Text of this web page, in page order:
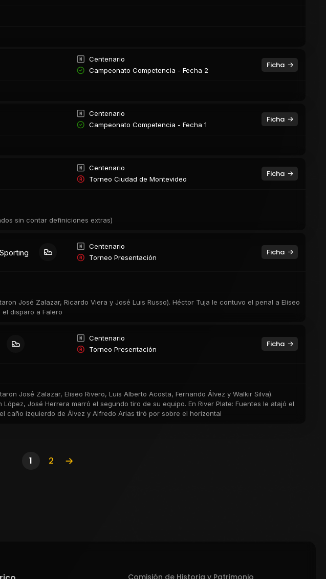
Centenario
Campeonato Competencia - Fecha 2
Ficha
Centenario
Campeonato Competencia - Fecha 1
Ficha
Centenario
Torneo Ciudad de Montevideo
Ficha
sin contar definiciones extras)
Centenario
Torneo Presentación
Ficha
José Zalazar, Ricardo Viera y José Luis Russo). Héctor Tuja le contuvo el penal a Eliseo
el disparo a Falero
Centenario
Torneo Presentación
Ficha
José Zalazar, Eliseo Rivero, Luis Alberto Acosta, Fernando Álvez y Walkir Silva).
José Herrera marró el segundo tiro de su equipo. En River Plate: Fuentes le atajó el
caño izquierdo de Álvez y Alfredo Arias tiró por sobre el horizontal
1 2
Comisión de Historia y Patrimonio